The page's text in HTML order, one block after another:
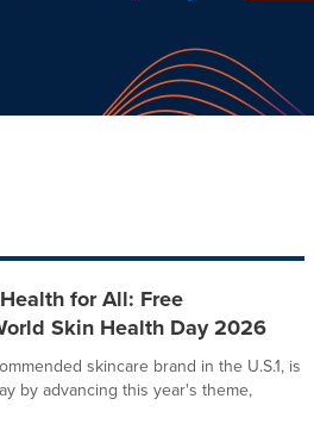
for All: Free
Skin Health Day 2026
skincare brand in the U.S.1, is
by advancing this year's theme,